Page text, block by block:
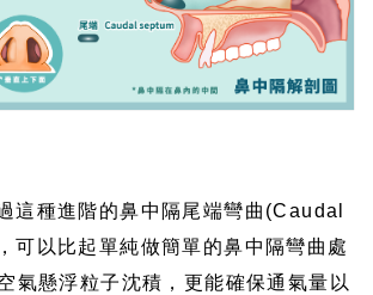
這種進階的鼻中隔尾端彎曲(Caudal
可以比起單純做簡單的鼻中隔彎曲處
氣懸浮粒子沈積，更能確保通氣量以